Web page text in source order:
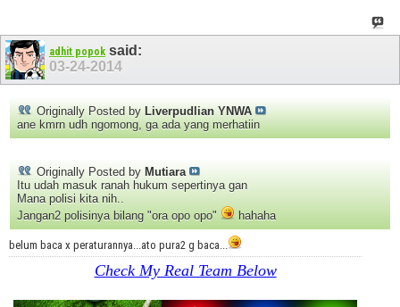
adhit popok said:
03-24-2014
Originally Posted by Liverpudlian YNWA
ane kmrn udh ngomong, ga ada yang merhatiin
Originally Posted by Mutiara
Itu udah masuk ranah hukum sepertinya gan
Mana polisi kita nih..
Jangan2 polisinya bilang "ora opo opo"
hahaha
belum baca x peraturannya...ato pura2 g baca...
Check My Real Team Below